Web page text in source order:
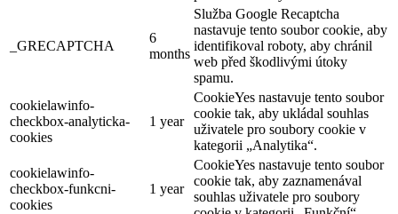
_GRECAPTCHA
6
months
Služba Google Recaptcha
nastavuje tento soubor cookie, aby
identifikoval roboty, aby chránil
web před škodlivými útoky
spamu.
cookielawinfo-
checkbox-analyticka-
cookies
1 year
CookieYes nastavuje tento soubor
cookie tak, aby ukládal souhlas
uživatele pro soubory cookie v
kategorii „Analytika“.
cookielawinfo-
checkbox-funkcni-
cookies
1 year
CookieYes nastavuje tento soubor
cookie tak, aby zaznamenával
souhlas uživatele pro soubory